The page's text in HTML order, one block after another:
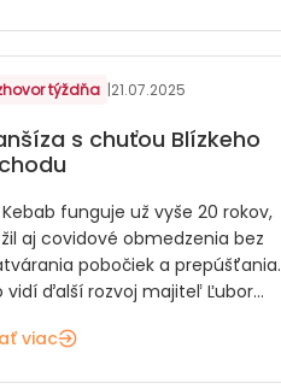
týždňa |21.07.2025
s chuťou Blízkeho
Kebab funguje už vyše 20 rokov,
aj covidové obmedzenia bez
pobočiek a prepúšťania.
vidí ďalší rozvoj majiteľ Ľubor...
viac